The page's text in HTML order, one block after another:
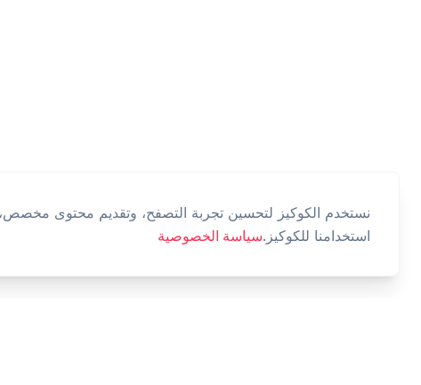
نستخدم الكوكيز لتحسين تجربة التصفح، وتقديم محتوى
استخدامنا للكوكيز.سياسة الخصوصية